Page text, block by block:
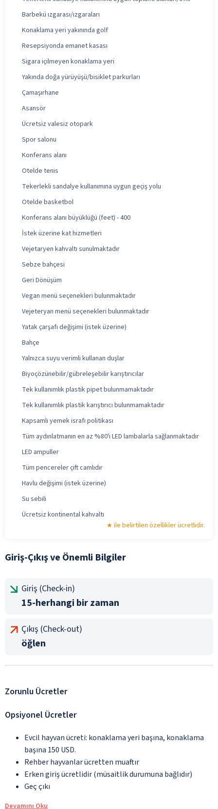
Barbekü ızgarası/ızgaraları
Konaklama yeri yakınında golf
Resepsiyonda emanet kasası
Sigara içilmeyen konaklama yeri
Yakında doğa yürüyüşü/bisiklet parkurları
Çamaşırhane
Asansör
Ücretsiz valesiz otopark
Spor salonu
Konferans alanı
Otelde tenis
Tekerlekli sandalye kullanımına uygun geçiş yolu
Otelde basketbol
Konferans alanı büyüklüğü (feet) - 400
İstek üzerine kat hizmetleri
Vejetaryen kahvaltı sunulmaktadır
Sebze bahçesi
Geri Dönüşüm
Vegan menü seçenekleri bulunmaktadır
Vejeteryan menü seçenekleri bulunmaktadır
Yatak çarşafı değişimi (istek üzerine)
Bahçe
Yalnızca suyu verimli kullanan duşlar
Biyoçözünebilir/gübreleşebilir karıştırıcılar
Tek kullanımlık plastik pipet bulunmamaktadır
Tek kullanımlık plastik karıştırıcı bulunmamaktadır
Kapsamlı yemek israfı politikası
Tüm aydınlatmanın en az %80'i LED lambalarla sağlanmaktadır
LED ampuller
Tüm pencereler çift camlıdır
Havlu değişimi (istek üzerine)
Su sebili
Ücretsiz kontinental kahvaltı
ile belirtilen özellikler ücretlidir.
Giriş-Çıkış ve Önemli Bilgiler
Giriş (Check-in)
15-herhangi bir zaman
Çıkış (Check-out)
öğlen
Zorunlu Ücretler
Opsiyonel Ücretler
Evcil hayvan ücreti: konaklama yeri başına, konaklama
başına 150 USD.
Rehber hayvanlar ücretten muaftır
Erken giriş ücretlidir (müsaitlik durumuna bağlıdır)
Geç çıkı
Devamını Oku